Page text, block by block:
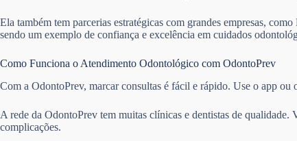
Ela também tem parcerias estratégicas com grandes empresas,
sendo um exemplo de confiança e excelência em cuidados
Como Funciona o Atendimento Odontológico com OdontoPrev
Com a OdontoPrev, marcar consultas é fácil e rápido. Use o app ou
A rede da OdontoPrev tem muitas clínicas e dentistas de
complicações.